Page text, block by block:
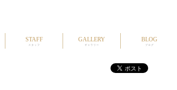
STAFF
スタッフ
GALLERY
ギャラリー
BLOG
ブログ